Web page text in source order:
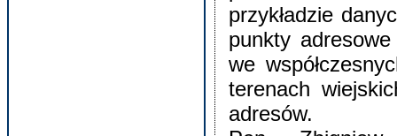
przykładzie
punkty
we
terenach
adresów.